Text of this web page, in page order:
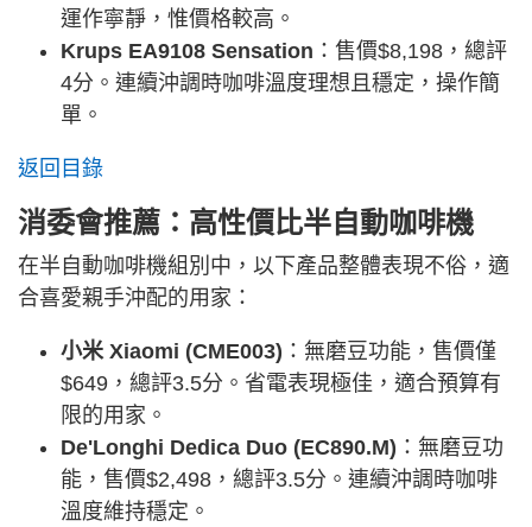
運作寧靜，惟價格較高。
Krups EA9108 Sensation ：售價$8,198，總評
4分。連續沖調時咖啡溫度理想且穩定，操作簡
單。
返回目錄
消委會推薦：高性價比半自動咖啡機
在半自動咖啡機組別中，以下產品整體表現不俗，適
合喜愛親手沖配的用家：
小米 Xiaomi (CME003) ：無磨豆功能，售價僅
$649，總評3.5分。省電表現極佳，適合預算有
限的用家。
De'Longhi Dedica Duo (EC890.M) ：無磨豆功
能，售價$2,498，總評3.5分。連續沖調時咖啡
溫度維持穩定。